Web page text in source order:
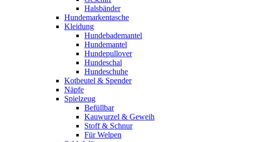
Halsbänder
Hundemarkentasche
Kleidung
Hundebademantel
Hundemantel
Hundepullover
Hundeschal
Hundeschuhe
Kotbeutel & Spender
Näpfe
Spielzeug
Befüllbar
Kauwurzel & Geweih
Stoff & Schnur
Für Welpen